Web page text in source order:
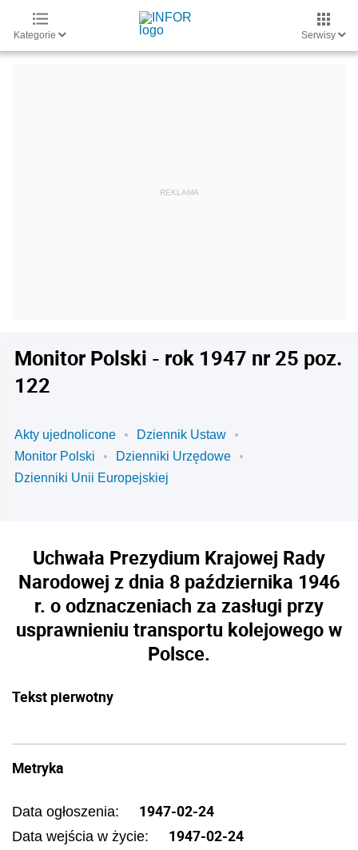
Kategorie Serwisy
Monitor Polski - rok 1947 nr 25 poz.
122
Akty ujednolicone
Dziennik Ustaw
Monitor Polski
Dzienniki Urzędowe
Dzienniki Unii Europejskiej
Uchwała Prezydium Krajowej Rady
Narodowej z dnia 8 października 1946
r. o odznaczeniach za zasługi przy
usprawnieniu transportu kolejowego w
Polsce.
Tekst pierwotny
Metryka
Data ogłoszenia: 1947-02-24
Data wejścia w życie: 1947-02-24